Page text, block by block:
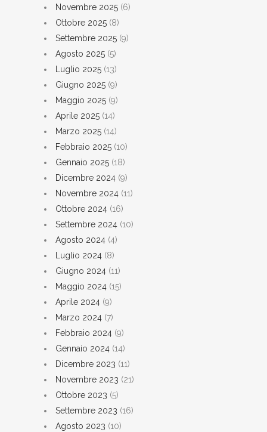
Novembre 2025 (6)
Ottobre 2025 (8)
Settembre 2025 (9)
Agosto 2025 (5)
Luglio 2025 (13)
Giugno 2025 (9)
Maggio 2025 (9)
Aprile 2025 (14)
Marzo 2025 (14)
Febbraio 2025 (10)
Gennaio 2025 (18)
Dicembre 2024 (9)
Novembre 2024 (11)
Ottobre 2024 (16)
Settembre 2024 (10)
Agosto 2024 (4)
Luglio 2024 (8)
Giugno 2024 (11)
Maggio 2024 (15)
Aprile 2024 (9)
Marzo 2024 (7)
Febbraio 2024 (9)
Gennaio 2024 (14)
Dicembre 2023 (11)
Novembre 2023 (21)
Ottobre 2023 (5)
Settembre 2023 (16)
Agosto 2023 (10)